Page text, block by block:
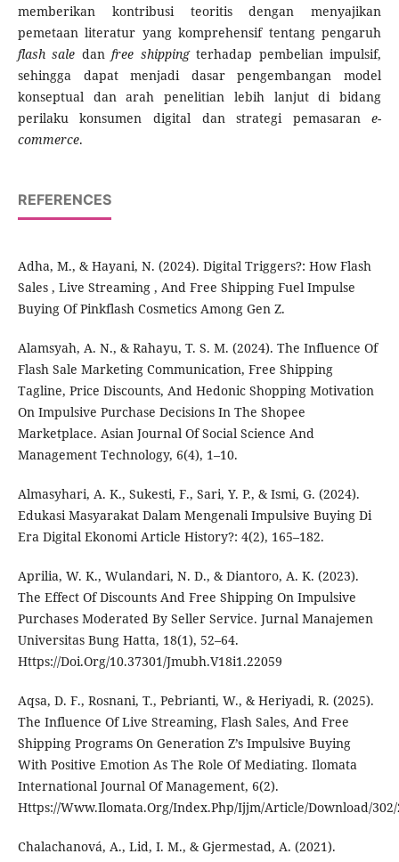
memberikan kontribusi teoritis dengan menyajikan
pemetaan literatur yang komprehensif tentang pengaruh
flash sale danfree shippingterhadap pembelian impulsif,
sehingga dapat menjadi dasar pengembangan model
konseptual dan arah penelitian lebih lanjut di bidang
perilaku konsumen digital dan strategi pemasarane-
commerce.
REFERENCES
Adha, M., & Hayani, N. (2024). Digital Triggers?: How Flash
Sales , Live Streaming , And Free Shipping Fuel Impulse
Buying Of Pinkflash Cosmetics Among Gen Z.
Alamsyah, A. N., & Rahayu, T. S. M. (2024). The Influence Of
Flash Sale Marketing Communication, Free Shipping
Tagline, Price Discounts, And Hedonic Shopping Motivation
On Impulsive Purchase Decisions In The Shopee
Marketplace. Asian Journal Of Social Science And
Management Technology, 6(4), 1–10.
Almasyhari, A. K., Sukesti, F., Sari, Y. P., & Ismi, G. (2024).
Edukasi Masyarakat Dalam Mengenali Impulsive Buying Di
Era Digital Ekonomi Article History?: 4(2), 165–182.
Aprilia, W. K., Wulandari, N. D., & Diantoro, A. K. (2023).
The Effect Of Discounts And Free Shipping On Impulsive
Purchases Moderated By Seller Service. Jurnal Manajemen
Universitas Bung Hatta, 18(1), 52–64.
Https://Doi.Org/10.37301/Jmubh.V18i1.22059
Aqsa, D. F., Rosnani, T., Pebrianti, W., & Heriyadi, R. (2025).
The Influence Of Live Streaming, Flash Sales, And Free
Shipping Programs On Generation Z’s Impulsive Buying
With Positive Emotion As The Role Of Mediating. Ilomata
International Journal Of Management, 6(2).
Https://Www.Ilomata.Org/Index.Php/Ijjm/Article/Download/302/
Chalachanová, A., Lid, I. M., & Gjermestad, A. (2021).